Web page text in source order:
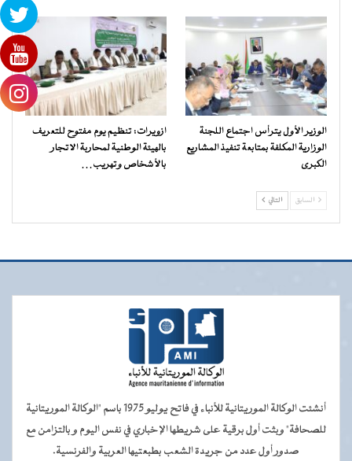
الوزير الأول يترأس اجتماع اللجنة
الوزارية المكلفة بمتابعة تنفيذ المشاريع
الكبرى
ازويرات: تنظيم يوم مفتوح للتعريف
بالهيئة الوطنية لمحاربة الاتجار
بالأشخاص وتهريب…
السابق التالي
أنشئت الوكالة الموريتانية للأنباء في فاتح يوليو 1975 باسم "الوكالة الموريتانية
للصحافة" وبثت أول برقية على شريطها الإخباري في نفس اليوم و بالتزامن مع
صدور أول عدد من جريدة الشعب بطبعتيها العربية والفرنسية.